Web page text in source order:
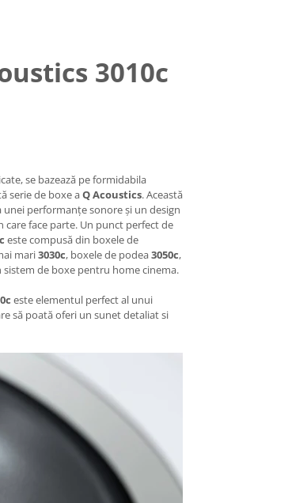
3010c
se bazează pe formidabila
serie de boxe aQ Acoustics. Această
performanțe sonore și un design
face parte. Un punct perfect de
este compusă din boxele de
mari3030c, boxele de podea3050c,
de boxe pentru home cinema.
este elementul perfect al unui
să poată oferi un sunet detaliat si